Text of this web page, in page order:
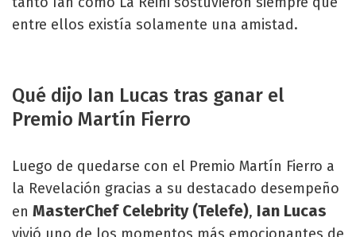
entre ellos existía solamente una amistad.
Qué dijo Ian Lucas tras ganar el
Premio Martín Fierro
Luego de quedarse con el Premio Martín Fierro a
la Revelación gracias a su destacado desempeño
en MasterChef Celebrity (Telefe), Ian Lucas